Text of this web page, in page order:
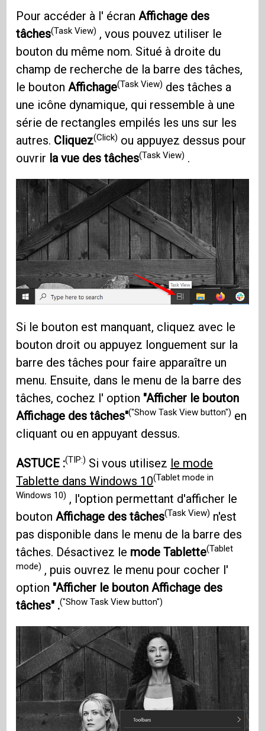
Pour accéder à l' écranAffichage des
tâches(Task View) , vous pouvez utiliser le
bouton du même nom. Situé à droite du
champ de recherche de la barre des tâches,
le boutonAffichage(Task View) des tâches a
une icône dynamique, qui ressemble à une
série de rectangles empilés les uns sur les
autres. Cliquez(Click) ou appuyez dessus pour
ouvrir la vue des tâches(Task View) .
Si le bouton est manquant, cliquez avec le
bouton droit ou appuyez longuement sur la
barre des tâches pour faire apparaître un
menu. Ensuite, dans le menu de la barre des
tâches, cochez l' option "Afficher le bouton
Affichage des tâches"("Show Task View button") en
cliquant ou en appuyant dessus.
ASTUCE :(TIP:) Si vous utilisez le mode
Tablette dans Windows 10(Tablet mode in
Windows 10) , l'option permettant d'afficher le
bouton Affichage des tâches(Task View) n'est
pas disponible dans le menu de la barre des
tâches. Désactivez le mode Tablette(Tablet
mode) , puis ouvrez le menu pour cocher l'
option "Afficher le bouton Affichage des
tâches" .("Show Task View button")